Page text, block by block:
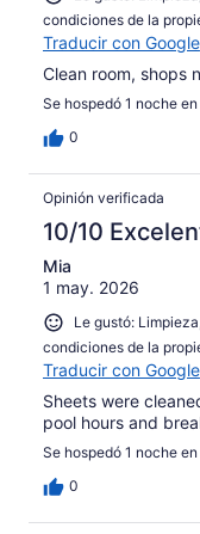
condiciones de la
Traducir con Google
Clean room, shops
Se hospedó 1 noche
0
Opinión verificada
10/10
Mia
1 may. 2026
Le gustó:
condiciones de la
Traducir con Google
Sheets were
pool hours and
Se hospedó 1 noche
0